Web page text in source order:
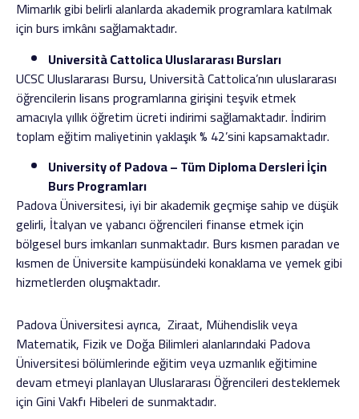
Mimarlık gibi belirli alanlarda akademik programlara katılmak
için burs imkânı sağlamaktadır.
Università Cattolica Uluslararası Bursları
UCSC Uluslararası Bursu, Università Cattolica’nın uluslararası
öğrencilerin lisans programlarına girişini teşvik etmek
amacıyla yıllık öğretim ücreti indirimi sağlamaktadır. İndirim
toplam eğitim maliyetinin yaklaşık % 42’sini kapsamaktadır.
University of Padova – Tüm Diploma Dersleri İçin
Burs Programları
Padova Üniversitesi, iyi bir akademik geçmişe sahip ve düşük
gelirli, İtalyan ve yabancı öğrencileri finanse etmek için
bölgesel burs imkanları sunmaktadır. Burs kısmen paradan ve
kısmen de Üniversite kampüsündeki konaklama ve yemek gibi
hizmetlerden oluşmaktadır.
Padova Üniversitesi ayrıca, Ziraat, Mühendislik veya
Matematik, Fizik ve Doğa Bilimleri alanlarındaki Padova
Üniversitesi bölümlerinde eğitim veya uzmanlık eğitimine
devam etmeyi planlayan Uluslararası Öğrencileri desteklemek
için Gini Vakfı Hibeleri de sunmaktadır.